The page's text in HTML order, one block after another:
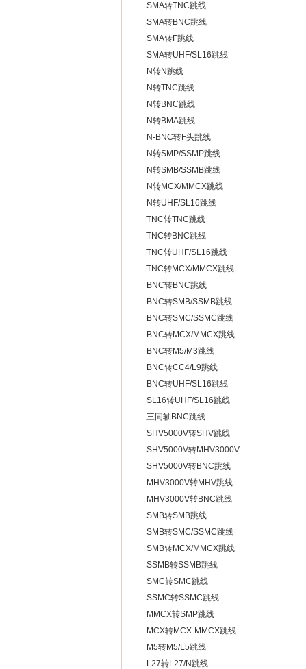
SMA转TNC跳线
SMA转BNC跳线
SMA转F跳线
SMA转UHF/SL16跳线
N转N跳线
N转TNC跳线
N转BNC跳线
N转BMA跳线
N-BNC转F头跳线
N转SMP/SSMP跳线
N转SMB/SSMB跳线
N转MCX/MMCX跳线
N转UHF/SL16跳线
TNC转TNC跳线
TNC转BNC跳线
TNC转UHF/SL16跳线
TNC转MCX/MMCX跳线
BNC转BNC跳线
BNC转SMB/SSMB跳线
BNC转SMC/SSMC跳线
BNC转MCX/MMCX跳线
BNC转M5/M3跳线
BNC转CC4/L9跳线
BNC转UHF/SL16跳线
SL16转UHF/SL16跳线
三同轴BNC跳线
SHV5000V转SHV跳线
SHV5000V转MHV3000V
跳线
SHV5000V转BNC跳线
MHV3000V转MHV跳线
MHV3000V转BNC跳线
SMB转SMB跳线
SMB转SMC/SSMC跳线
SMB转MCX/MMCX跳线
SSMB转SSMB跳线
SMC转SMC跳线
SSMC转SSMC跳线
MMCX转SMP跳线
MCX转MCX-MMCX跳线
M5转M5/L5跳线
L27转L27/N跳线